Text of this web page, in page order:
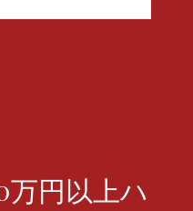
万円以上ハ